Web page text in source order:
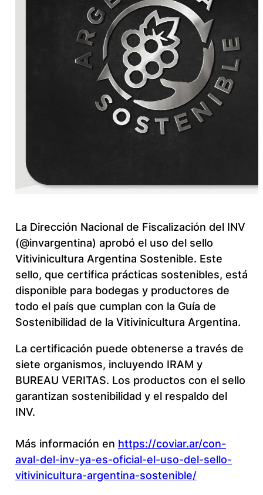
La Dirección Nacional de Fiscalización del INV
(@invargentina) aprobó el uso del sello
Vitivinicultura Argentina Sostenible. Este
sello, que certifica prácticas sostenibles, está
disponible para bodegas y productores de
todo el país que cumplan con la Guía de
Sostenibilidad de la Vitivinicultura Argentina.
La certificación puede obtenerse a través de
siete organismos, incluyendo IRAM y
BUREAU VERITAS. Los productos con el sello
garantizan sostenibilidad y el respaldo del
INV.
Más información en https://coviar.ar/con-
aval-del-inv-ya-es-oficial-el-uso-del-sello-
vitivinicultura-argentina-sostenible/